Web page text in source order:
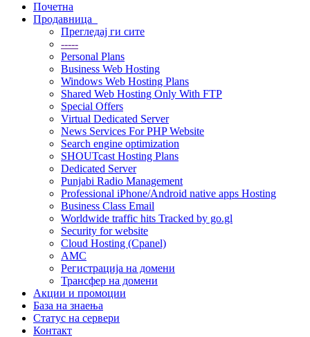
Почетна
Продавница
Прегледај ги сите
-----
Personal Plans
Business Web Hosting
Windows Web Hosting Plans
Shared Web Hosting Only With FTP
Special Offers
Virtual Dedicated Server
News Services For PHP Website
Search engine optimization
SHOUTcast Hosting Plans
Dedicated Server
Punjabi Radio Management
Professional iPhone/Android native apps Hosting
Business Class Email
Worldwide traffic hits Tracked by go.gl
Security for website
Cloud Hosting (Cpanel)
AMC
Регистрација на домени
Трансфер на домени
Акции и промоции
База на знаења
Статус на сервери
Контакт